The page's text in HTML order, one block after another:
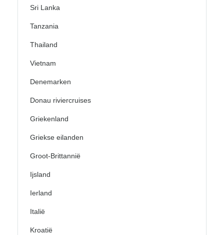
Sri Lanka
Tanzania
Thailand
Vietnam
Denemarken
Donau riviercruises
Griekenland
Griekse eilanden
Groot-Brittannië
Ijsland
Ierland
Italië
Kroatië